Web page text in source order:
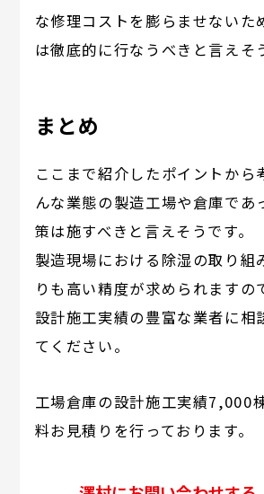
な修理コストを膨らませないた
は徹底的に行なうべきと言えそ
まとめ
ここまで紹介したポイントから
んな業態の製造工場や倉庫であ
策は施すべきと言えそうです。
製造現場における除湿の取り組
りも高い精度が求められますの
設計施工実績の豊富な業者に相
てください。
工場倉庫の設計施工実績7,000
料お見積りを行っております。